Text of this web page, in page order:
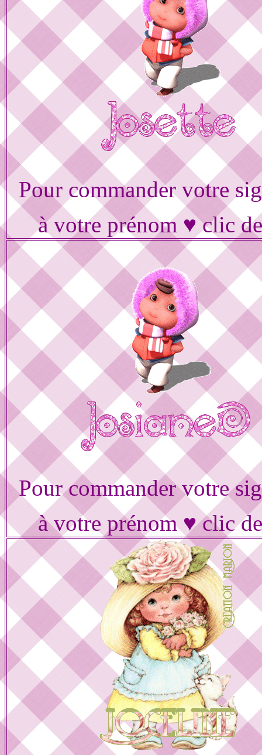
Pour commander votre
à votre prénom ♥ clic
Pour commander votre
à votre prénom ♥ clic